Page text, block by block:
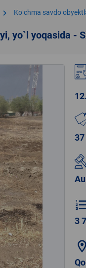
chevron_right Koʻchma savdo
yo`l yoqasida -
3
location_on